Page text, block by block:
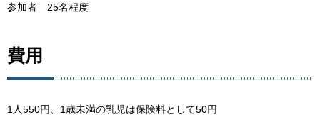
参加者 25名程度
費用
1人550円、1歳未満の乳児は保険料として50円